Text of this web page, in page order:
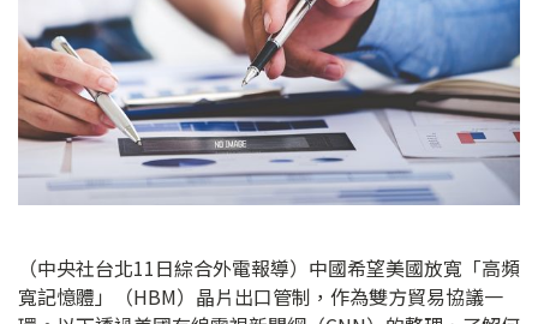
（中央社台北11日綜合外電報導）中國希望美國放寬「高頻
寬記憶體」（HBM）晶片出口管制，作為雙方貿易協議一